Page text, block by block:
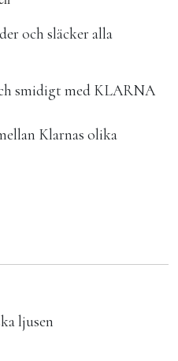
och släcker alla
smidigt med KLARNA
Klarnas olika
ljusen